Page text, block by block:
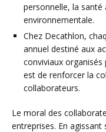
personnelle, la
environnementale.
Chez Decathlon,
annuel destiné aux
conviviaux organisés
est de renforcer la
collaborateurs.
Le moral des
entreprises. En agissant